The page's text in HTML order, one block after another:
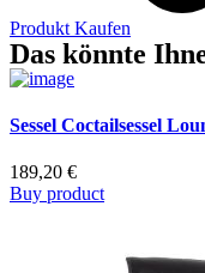
Produkt Kaufen
Das könnte
Sessel Coctailsessel
189,20 €
Buy product